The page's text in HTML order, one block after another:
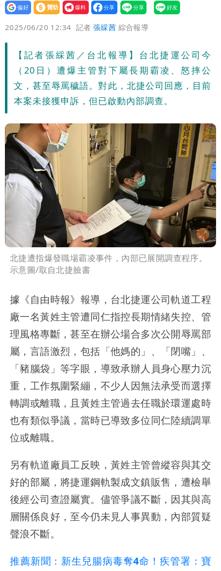
設為
贊助
我要
爆料
2025/06/20 12:34 記者張綵茜 綜合報導
【記者張綵茜／台北報導】台北捷運公司今
（20日）遭爆主管對下屬長期霸凌、怒摔公
文，甚至辱罵穢語。對此，北捷公司回應，目前
本案未接獲申訴，但已啟動內部調查。
北捷遭指爆發職場霸凌事件，內部已展開調查程序。
示意圖/取自北捷臉書
據《自由時報》報導，台北捷運公司軌道工程
廠一名黃姓主管遭同仁指控長期情緒失控、管
理風格專斷，甚至在辦公場合多次公開辱罵部
屬，言語激烈，包括「他媽的」、「閉嘴」、
「豬腦袋」等字眼，導致承辦人員身心壓力沉
重，工作氛圍緊繃，不少人因無法承受而選擇
轉調或離職，且黃姓主管過去任職於環運處時
也有類似爭議，當時已導致多位同仁陸續調單
位或離職。
另有軌道廠員工反映，黃姓主管曾縱容與其交
好的部屬，將捷運鋼軌製成文鎮販售，遭檢舉
後經公司查證屬實。儘管爭議不斷，因其與高
層關係良好，至今仍未見人事異動，內部質疑
聲浪不斷。
推薦新聞：新生兒腸病毒奪4命！疾管署：寶